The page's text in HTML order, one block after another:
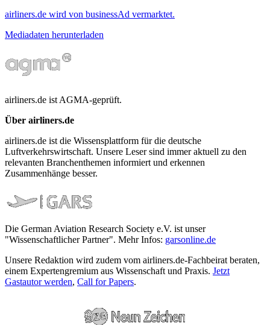
airliners.de wird von businessAd vermarktet.
Mediadaten herunterladen
airliners.de ist AGMA-geprüft.
Über airliners.de
airliners.de ist die Wissensplattform für die deutsche
Luftverkehrswirtschaft. Unsere Leser sind immer aktuell zu den
relevanten Branchenthemen informiert und erkennen
Zusammenhänge besser.
Die German Aviation Research Society e.V. ist unser
"Wissenschaftlicher Partner". Mehr Infos: garsonline.de
Unsere Redaktion wird zudem vom airliners.de-Fachbeirat beraten,
einem Expertengremium aus Wissenschaft und Praxis. Jetzt
Gastautor werden, Call for Papers.